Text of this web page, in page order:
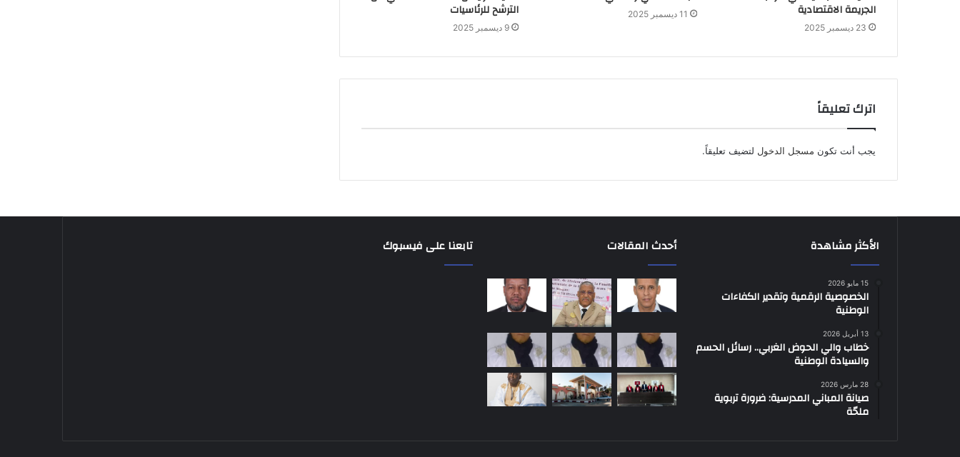
الجريمة الاقتصادية
23 ديسمبر 2025
11 ديسمبر 2025 الترشح للرئاسيات
9 ديسمبر 2025
اترك تعليقاً
يجب أنت تكون مسجل الدخول لتضيف تعليقاً.
الأكثر مشاهدة
15 مايو 2026
الخصوصية الرقمية وتقدير الكفاءات
الوطنية
13 أبريل 2026
خطاب والي الحوض الغربي.. رسائل الحسم
والسيادة الوطنية
28 مارس 2026
صيانة المباني المدرسية: ضرورة تربوية
ملحّة
أحدث المقالات تابعنا على فيسبوك